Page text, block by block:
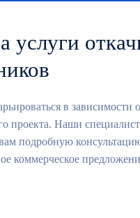
услуги
в зависимости
проекта. Наши
подробную
коммерческое